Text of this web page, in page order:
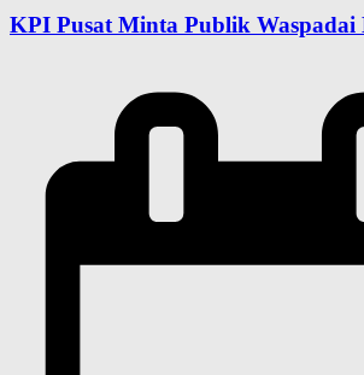
KPI Pusat Minta Publik Waspadai